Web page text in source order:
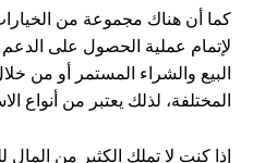
كما أن هناك مجموعة من
لإتمام عملية الحصول على
البيع والشراء المستمر أو من
المختلفة، لذلك يعتبر من أنواع
إذا كنت لا تملك الكثير من المال